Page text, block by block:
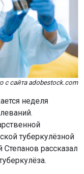
с сайта adobestock.com
неделя
туберкулёзной
рассказал